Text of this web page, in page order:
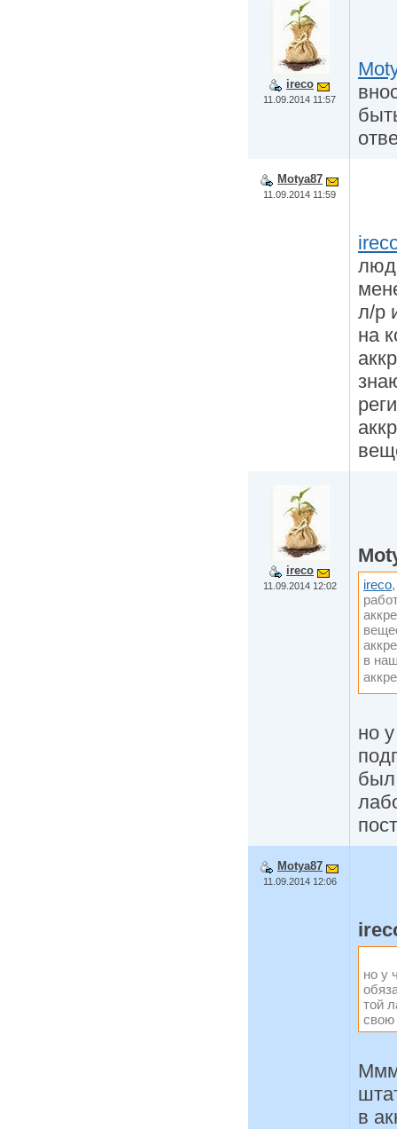
ireco
11.09.2014 11:57
Motya87
11.09.2014 11:59
л/р
на
ireco
11.09.2014 12:02 ireco
в
но
был
Motya87
11.09.2014 12:06
но у
той
свою
в